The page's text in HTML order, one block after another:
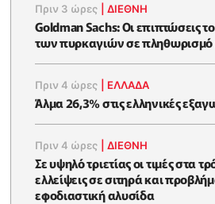
Πριν 3 ώρες |ΔΙΕΘΝΗ
Goldman Sachs: Οι επιπτώσεις
των πυρκαγιών σε πληθωρισμό
Πριν 4 ώρες ΕΛΛΆΔΑ
Άλμα 26,3% στις ελληνικές
Πριν 4 ώρες |ΔΙΕΘΝΗ
Σε υψηλό τριετίας οι τιμές στα
ελλείψεις σε σιτηρά και
εφοδιαστική αλυσίδα